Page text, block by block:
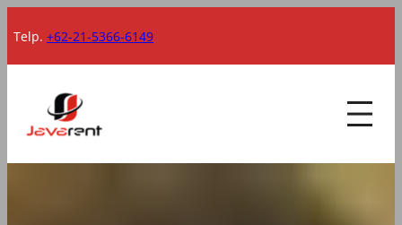
ke
konten
Telp.+62-21-5366-6149